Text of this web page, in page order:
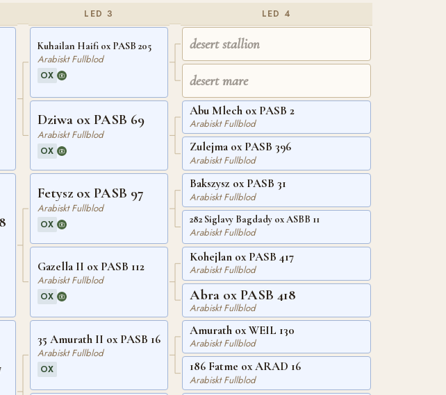
LED 3
Kuhailan Haifi ox PASB 205
Arabiskt Fullblod
OX
Dziwa ox PASB 69
Arabiskt Fullblod
OX
Fetysz ox PASB 97
Arabiskt Fullblod
OX
Gazella II ox PASB 112
Arabiskt Fullblod
OX
35 Amurath II ox PASB 16
Arabiskt Fullblod
OX
LED 4
desert stallion
desert mare
Abu Mlech ox PASB 2
Arabiskt Fullblod
Zulejma ox PASB 396
Arabiskt Fullblod
Bakszysz ox PASB 31
Arabiskt Fullblod
282 Siglavy Bagdady ox ASBB 11
Arabiskt Fullblod
Kohejlan ox PASB 417
Arabiskt Fullblod
Abra ox PASB 418
Arabiskt Fullblod
Amurath ox WEIL 130
Arabiskt Fullblod
186 Fatme ox ARAD 16
Arabiskt Fullblod